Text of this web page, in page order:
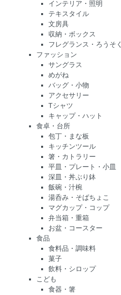
インテリア・照明
テキスタイル
文房具
収納・ボックス
フレグランス・ろうそく
ファッション
サングラス
めがね
バッグ・小物
アクセサリー
Tシャツ
キャップ・ハット
食卓・台所
包丁・まな板
キッチンツール
箸・カトラリー
平皿・プレート・小皿
深皿・丼ぶり鉢
飯碗・汁椀
湯呑み・そばちょこ
マグカップ・コップ
弁当箱・重箱
お盆・コースター
食品
食料品・調味料
菓子
飲料・シロップ
こども
食器・箸